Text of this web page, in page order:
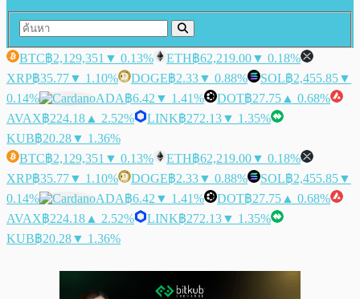
BTC฿2,129,351 ▼ 0.13% ETH฿62,219.00▼ 0.18%
XRP฿35.77▼ 1.10% DOGE฿2.33▼ 0.88% SOL฿2,455.85▼
0.14%
ADA฿6.42 ▼ 1.41% DOT฿27.75 ▲ 0.68%
AVAX฿224.18 ▲ 2.52% LINK฿272.13▼ 1.35%
KUB฿20.28▼ 1.36%
BTC฿2,129,351 ▼ 0.13% ETH฿62,219.00▼ 0.18%
XRP฿35.77▼ 1.10% DOGE฿2.33▼ 0.88% SOL฿2,455.85▼
0.14%
ADA฿6.42 ▼ 1.41% DOT฿27.75 ▲ 0.68%
AVAX฿224.18 ▲ 2.52% LINK฿272.13▼ 1.35%
KUB฿20.28▼ 1.36%